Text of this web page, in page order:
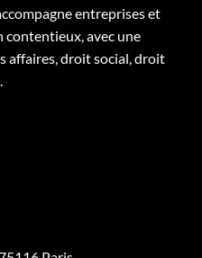
entreprises et
contentieux, avec une
affaires, droit social, droit